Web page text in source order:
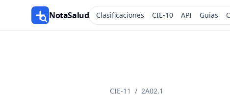
NotaSalud Clasificaciones CIE-10 API Guias
CIE-11 / 2A02.1